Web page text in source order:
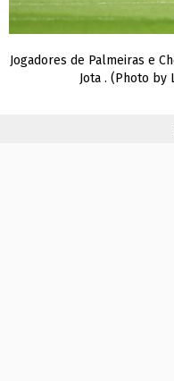
Jogadores de Palmeiras e
Jota . (Photo by